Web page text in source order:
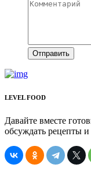
Отправить
LEVEL FOOD
Давайте вместе
обсуждать рецепты